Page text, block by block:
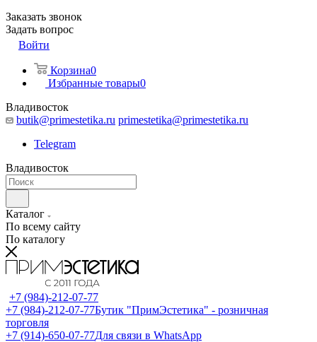
Заказать звонок
Задать вопрос
Войти
Корзина0
Избранные товары0
Владивосток
butik@primestetika.ru primestetika@primestetika.ru
Telegram
Владивосток
Каталог
По всему сайту
По каталогу
+7 (984)-212-07-77
+7 (984)-212-07-77Бутик "ПримЭстетика" - розничная
торговля
+7 (914)-650-07-77Для связи в WhatsApp